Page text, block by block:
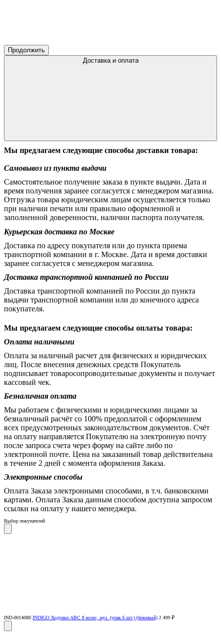
Продолжить
Доставка и оплата
Мы предлагаем следующие способы доставки товара:
Самовывоз из пункта выдачи
Самостоятельное получение заказа в пункте выдачи. Дата и
время получения заранее согласуется с менеджером магазина.
Отгрузка товара юридическим лицам осуществляется только
при наличии печати или правильно оформленной и
заполненной доверенности, наличии паспорта получателя.
Курьерская доставка по Москве
Доставка по адресу покупателя или до пункта приема
транспортной компании в г. Москве. Дата и время доставки
заранее согласуется с менеджером магазина.
Доставка транспортной компанией по России
Доставка транспортной компанией по России до пункта
выдачи транспортной компании или до конечного адреса
покупателя.
Мы предлагаем следующие способы оплаты товара:
Оплата наличными
Оплата за наличный расчет для физических и юридических
лиц. После внесения денежных средств Покупатель
подписывает товаросопроводительные документы и получает
кассовый чек.
Безналичная оплата
Мы работаем с физическими и юридическими лицами за
безналичный расчёт со 100% предоплатой с оформлением
всех предусмотренных законодательством документов. Счёт
на оплату направляется Покупателю на электронную почту
после запроса счета через форму на сайте либо по
электронной почте. Цена на заказанный товар действительна
в течение 2 дней с момента оформления Заказа.
Электронные способы
Оплата Заказа электронными способами, в т.ч. банковскими
картами. Оплата Заказа данным способом доступна запросом
ссылки на оплату у нашего менеджера.
Выбор покупателей
IND-0014080 INDIGO Ходунки ABC 8 колес, муз. (упак.6 шт.) (бежевый) 2 499 ₽